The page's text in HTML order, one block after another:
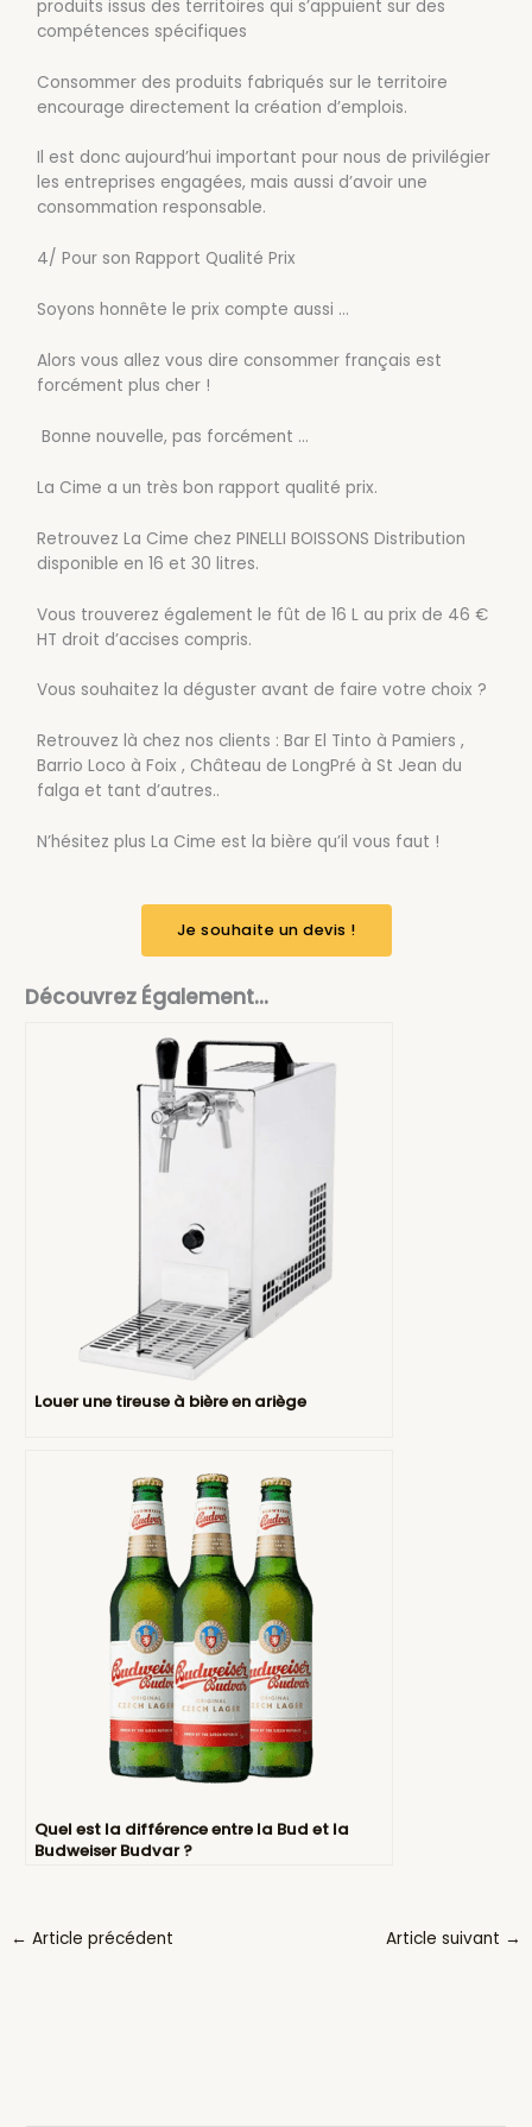
produits issus des territoires qui s’appuient sur des
compétences spécifiques
Consommer des produits fabriqués sur le territoire
encourage directement la création d’emplois.
Il est donc aujourd’hui important pour nous de privilégier
les entreprises engagées, mais aussi d’avoir une
consommation responsable.
4/ Pour son Rapport Qualité Prix
Soyons honnête le prix compte aussi …
Alors vous allez vous dire consommer français est
forcément plus cher !
Bonne nouvelle, pas forcément …
La Cime a un très bon rapport qualité prix.
Retrouvez La Cime chez PINELLI BOISSONS Distribution
disponible en 16 et 30 litres.
Vous trouverez également le fût de 16 L au prix de 46 €
HT droit d’accises compris.
Vous souhaitez la déguster avant de faire votre choix ?
Retrouvez là chez nos clients : Bar El Tinto à Pamiers ,
Barrio Loco à Foix , Château de LongPré à St Jean du
falga et tant d’autres..
N’hésitez plus La Cime est la bière qu’il vous faut !
Je souhaite un devis !
Découvrez Également...
Louer une tireuse à bière en ariège
Quel est la différence entre la Bud et la
Budweiser Budvar ?
← Article précédent Article suivant →